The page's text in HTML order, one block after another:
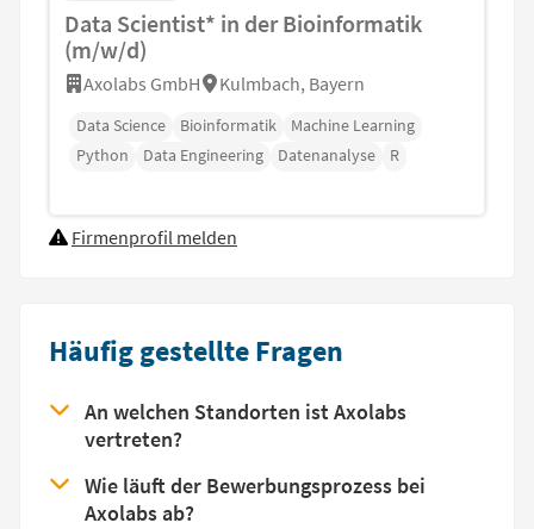
Data Scientist* in der Bioinformatik
(m/w/d)
Axolabs GmbH Kulmbach, Bayern
Data Science Bioinformatik
Machine Learning
Python
Data Engineering Datenanalyse R
Firmenprofil melden
Häufig gestellte Fragen
An welchen Standorten ist Axolabs
vertreten?
Wie läuft der Bewerbungsprozess bei
Axolabs ab?